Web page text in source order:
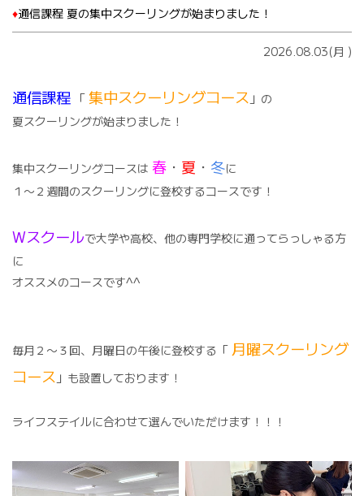
♦️通信課程 夏の集中スクーリングが始まりました！
2026.08.03(月 )
通信課程 「 集中スクーリングコース 」の
夏スクーリングが始まりました！
集中スクーリングコースは 春 ・ 夏 ・ 冬に
１〜２週間のスクーリングに登校するコースです！
Wスクールで大学や高校、他の専門学校に通ってらっしゃる方
に
オススメのコースです^^
毎月２〜３回、月曜日の午後に登校する「 月曜スクーリング
コース 」も設置しております！
ライフステイルに合わせて選んでいただけます！！！